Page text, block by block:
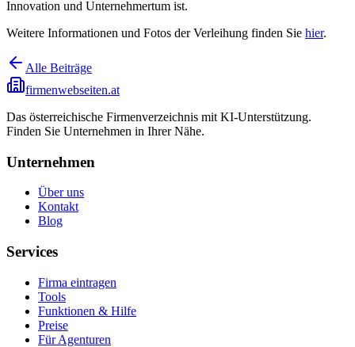
Innovation und Unternehmertum ist.
Weitere Informationen und Fotos der Verleihung finden Sie hier.
Alle Beiträge
firmenwebseiten.at
Das österreichische Firmenverzeichnis mit KI-Unterstützung.
Finden Sie Unternehmen in Ihrer Nähe.
Unternehmen
Über uns
Kontakt
Blog
Services
Firma eintragen
Tools
Funktionen & Hilfe
Preise
Für Agenturen